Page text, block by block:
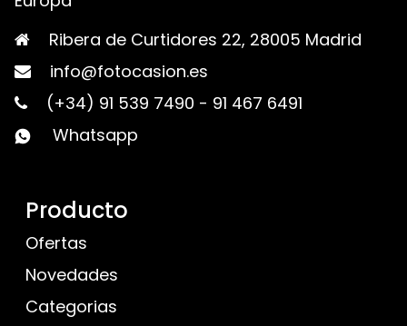
Ribera de Curtidores 22, 28005 Madrid
info@fotocasion.es
(+34) 91 539 7490 - 91 467 6491
Whatsapp
Producto
Ofertas
Novedades
Categorias